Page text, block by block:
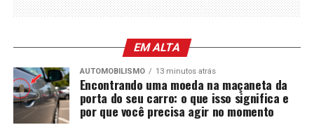
EM ALTA
AUTOMOBILISMO 13 minutos atrás
Encontrando uma moeda na maçaneta da
porta do seu carro: o que isso significa e
por que você precisa agir no momento